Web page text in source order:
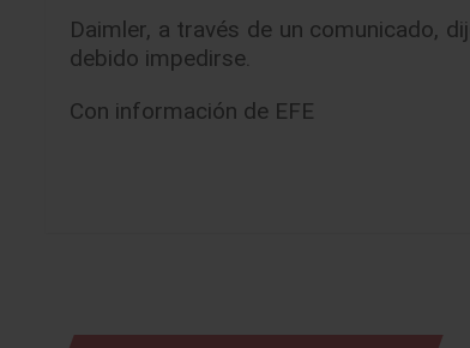
Daimler, a través de un comunicado,
debido impedirse.
Con información de EFE